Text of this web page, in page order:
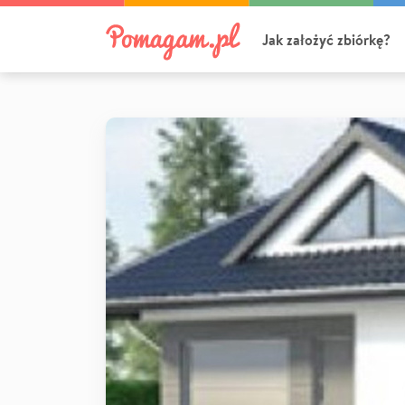
Jak założyć zbiórkę?